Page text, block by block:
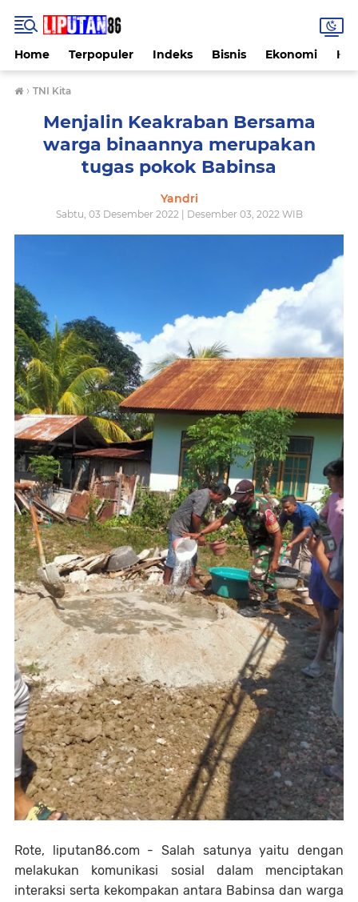
Home Terpopuler Indeks Bisnis Ekonomi
› TNI Kita
Menjalin Keakraban Bersama
warga binaannya merupakan
tugas pokok Babinsa
Yandri
Sabtu, 03 Desember 2022 | Desember 03, 2022 WIB
Rote, liputan86.com - Salah satunya yaitu dengan
melakukan komunikasi sosial dalam menciptakan
interaksi serta kekompakan antara Babinsa dan warga